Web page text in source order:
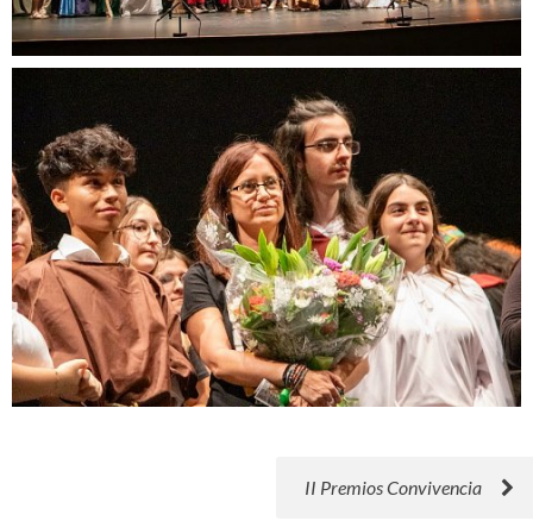
II Premios Convivencia